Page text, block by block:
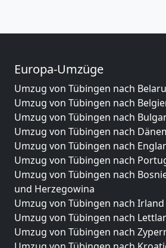
Europa-Umzüge
Umzug von Tübingen nach
Umzug von Tübingen nach
Umzug von Tübingen nach
Umzug von Tübingen nach
Umzug von Tübingen nach
Umzug von Tübingen nach
Umzug von Tübingen nach
und Herzegowina
Umzug von Tübingen nach Irland
Umzug von Tübingen nach
Umzug von Tübingen nach